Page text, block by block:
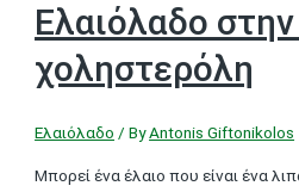
Ελαιόλαδο
χοληστερόλη
Ελαιόλαδο / ByAntonis Giftonikolos
Μπορεί ένα έλαιο που είναι ένα